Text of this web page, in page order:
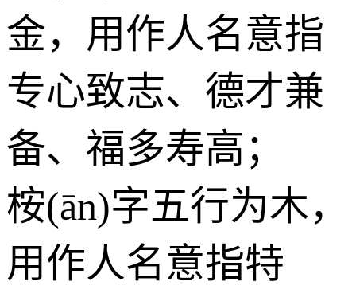
金，用作人名意指
专心致志、德才兼
备、福多寿高；
桉(ān)字五行为木，
用作人名意指特